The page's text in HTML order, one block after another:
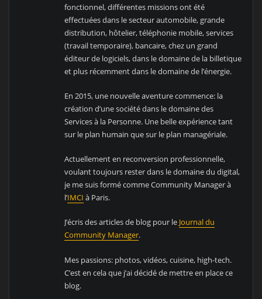
fonctionnel, différentes missions ont été
effectuées dans le secteur automobile, grande
distribution, hôtelier, téléphonie mobile, services
(travail temporaire), bancaire, chez un grand
éditeur de logiciels, dans le domaine de la billetique
et plus récemment dans le domaine de l’énergie.
En 2015, une nouvelle aventure commence: la
création d’une société dans le domaine des
Services à la Personne. Une belle expérience tant
sur le plan humain que sur le plan managériale.
Actuellement en reconversion professionnelle,
voulant toujours rester dans le domaine du digital,
je me suis formé comme Community Manager à
l’IMCI à Paris.
J’écris des articles de blog pour le Journal du
Community Manager.
Mes passions: photos, vidéos, cuisine, high-tech.
C’est en cela que j’ai décidé de mettre en place ce
blog.